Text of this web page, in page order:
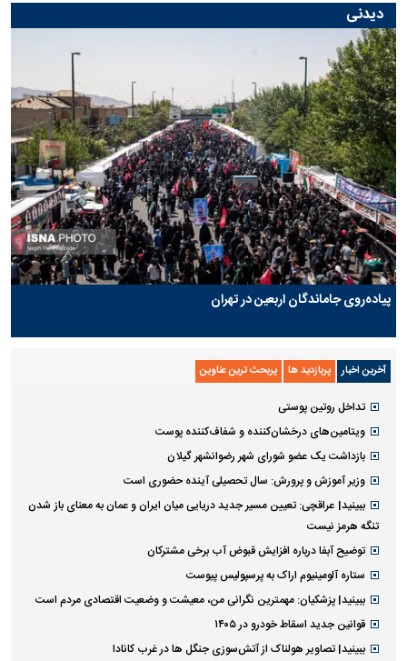
دیدنی
پیاده‌روی جاماندگان اربعین در تهران
آخرین اخبار پربازدید ها پربحث ترین عناوین
تداخل روتین پوستی
ویتامین‌های درخشان‌کننده و شفاف‌کننده پوست
بازداشت یک عضو شورای شهر رضوانشهر گیلان
وزیر آموزش و پرورش: سال تحصیلی آینده حضوری است
ببینید| عراقچی: تعیین مسیر جدید دریایی میان ایران و عمان به معنای باز شدن
تنگه هرمز نیست
توضیح آبفا درباره افزایش قبوض آب برخی مشترکان
ستاره آلومینیوم اراک به پرسپولیس پیوست
ببینید| پزشکیان: مهمترین نگرانی من، معیشت و وضعیت اقتصادی مردم است
قوانین جدید اسقاط خودرو در ۱۴۰۵
ببینید| تصاویر هولناک از آتش‌سوزی جنگل ها در غرب کانادا